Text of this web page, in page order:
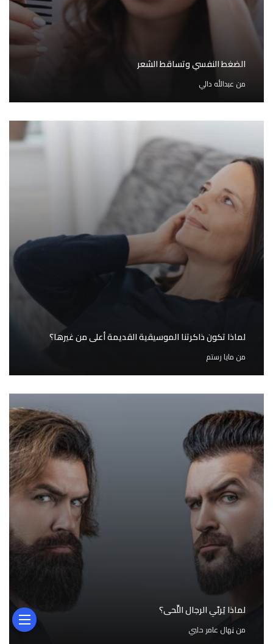
الضغط النفسي وتساقط الشعر
من عبدالله دالي
لماذا تكون ذاكرتنا الموسيقية القديمة أعلى من غيرها؟
من مايا رستم
لماذا يُربّي الرجال اللِّحى؟
مننِهال عامر حلبي